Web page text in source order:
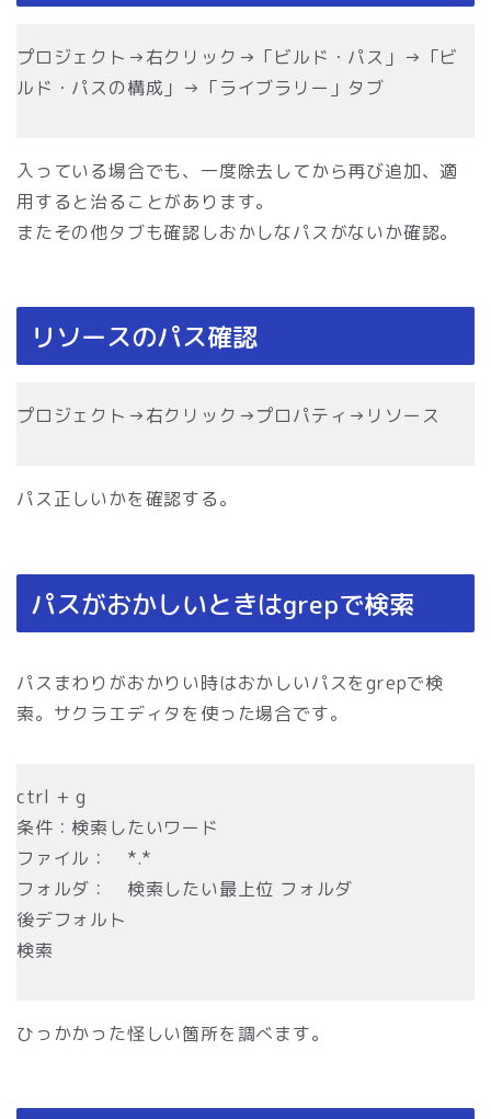
プロジェクト→右クリック→「ビルド・パス」→「ビ
ルド・パスの構成」→「ライブラリー」タブ
入っている場合でも、一度除去してから再び追加、適
用すると治ることがあります。
またその他タブも確認しおかしなパスがないか確認。
リソースのパス確認
プロジェクト→右クリック→プロパティ→リソース
パス正しいかを確認する。
パスがおかしいときはgrepで検索
パスまわりがおかりい時はおかしいパスをgrepで検
索。サクラエディタを使った場合です。
ctrl + g
条件：検索したいワード
ファイル： *.*
フォルダ： 検索したい最上位 フォルダ
後デフォルト
検索
ひっかかった怪しい箇所を調べます。